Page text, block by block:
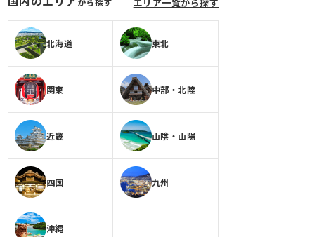
北海道 東北
関東 中部・北陸
近畿 山陰・山陽
四国 九州
沖縄